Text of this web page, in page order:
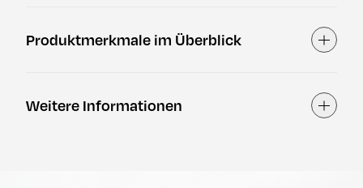
Produktmerkmale im Überblick Inhalt
Weitere Informationen Inhalt